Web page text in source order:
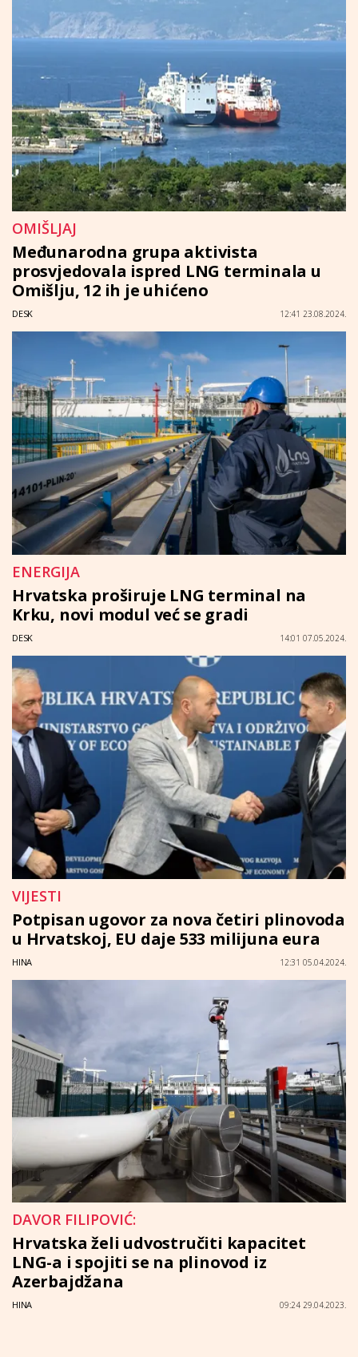
OMIŠLJAJ
Međunarodna grupa aktivista
prosvjedovala ispred LNG terminala u
Omišlju, 12 ih je uhićeno
DESK 12:41 23.08.2024.
ENERGIJA
Hrvatska proširuje LNG terminal na
Krku, novi modul već se gradi
DESK 14:01 07.05.2024.
VIJESTI
Potpisan ugovor za nova četiri plinovoda
u Hrvatskoj, EU daje 533 milijuna eura
HINA 12:31 05.04.2024.
DAVOR FILIPOVIĆ:
Hrvatska želi udvostručiti kapacitet
LNG-a i spojiti se na plinovod iz
Azerbajdžana
HINA 09:24 29.04.2023.